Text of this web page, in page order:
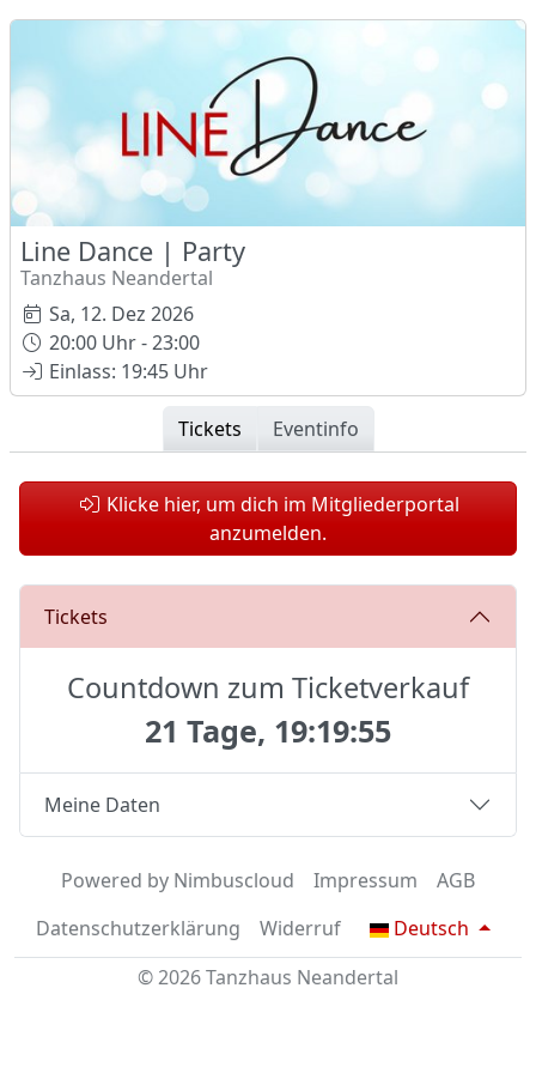
Line Dance | Party
Tanzhaus Neandertal
Sa, 12. Dez 2026
20:00 Uhr - 23:00
Einlass: 19:45 Uhr
Tickets Eventinfo
Klicke hier, um dich im Mitgliederportal
anzumelden.
Tickets
Countdown zum Ticketverkauf
21 Tage, 19:19:55
Meine Daten
Powered by Nimbuscloud Impressum
AGB
Datenschutzerklärung
Widerruf
Deutsch
© 2026 Tanzhaus Neandertal